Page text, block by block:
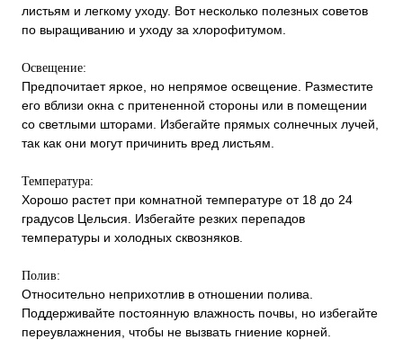
листьям и легкому уходу. Вот несколько полезных советов
по выращиванию и уходу за хлорофитумом.
Освещение:
Предпочитает яркое, но непрямое освещение. Разместите
его вблизи окна с притененной стороны или в помещении
со светлыми шторами. Избегайте прямых солнечных лучей,
так как они могут причинить вред листьям.
Температура:
Хорошо растет при комнатной температуре от 18 до 24
градусов Цельсия. Избегайте резких перепадов
температуры и холодных сквозняков.
Полив:
Относительно неприхотлив в отношении полива.
Поддерживайте постоянную влажность почвы, но избегайте
переувлажнения, чтобы не вызвать гниение корней.